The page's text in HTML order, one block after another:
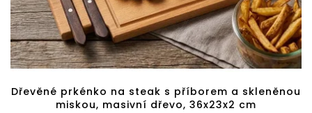
Dřevěné prkénko na steak s příborem a skleněnou
miskou, masivní dřevo, 36x23x2 cm